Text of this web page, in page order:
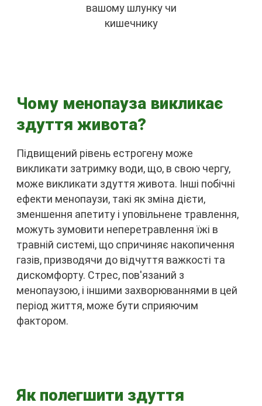
вашому шлунку чи
кишечнику
Чому менопауза викликає
здуття живота?
Підвищений рівень естрогену може
викликати затримку води, що, в свою чергу,
може викликати здуття живота. Інші побічні
ефекти менопаузи, такі як зміна дієти,
зменшення апетиту і уповільнене травлення,
можуть зумовити неперетравлення їжі в
травній системі, що спричиняє накопичення
газів, призводячи до відчуття важкості та
дискомфорту. Стрес, пов'язаний з
менопаузою, і іншими захворюваннями в цей
період життя, може бути сприяючим
фактором.
Як полегшити здуття